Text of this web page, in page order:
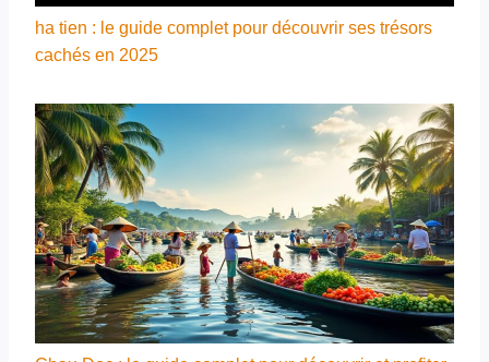
ha tien : le guide complet pour découvrir ses trésors
cachés en 2025